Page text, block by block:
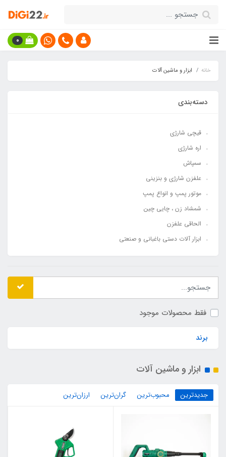
0
خانه ابزار و ماشین آلات
دسته‌بندی
قیچی شارژی
اره شارژی
سمپاش
علفزن شارژی و بنزینی
موتور پمپ و انواع پمپ
شمشاد زن ، چایی چین
الحاقی علفزن
ابزار آلات دستی باغبانی و صنعتی
فقط محصولات موجود
برند
ابزار و ماشین آلات
جدیدترین محبوب‌ترین گران‌ترین ارزان‌ترین